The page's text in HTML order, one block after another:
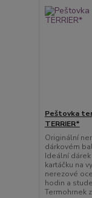
Peštovka
TERRIER*
Originální
dárkovém
Ideální
kartáčku na
nerezové
hodin a
Termohrnek